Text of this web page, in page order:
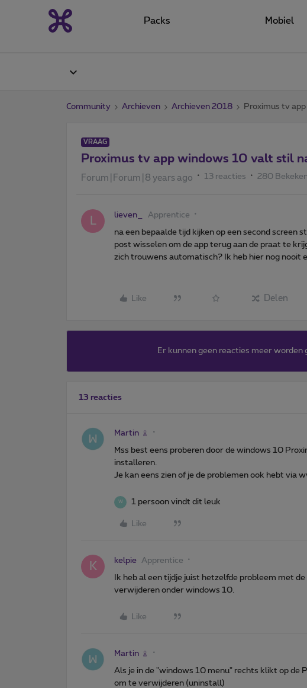
Packs Mobiel
Community Archieven Archieven 2018 Proximus tv
VRAAG
Proximus tv app windows 10 valt stil
Forum|Forum|8 years ago 13 reacties 280 Bekeken
L lieven_ Apprentice
na een bepaalde tijd kijken op een second
post wisselen om de app terug aan de praat te
zich trouwens automatisch? Ik heb hier nog nooit
Like Delen
Er kunnen geen reacties meer
13 reacties
Martin
Mss best eens proberen door de windows 10
installeren.
Je kan eens zien of je de problemen ook hebt via
W 1 persoon vindt dit leuk
Like
K kelpie Apprentice
Ik heb al een tijdje juist hetzelfde probleem met
verwijderen onder windows 10.
Like
Martin
Als je in de "windows 10 menu" rechts klikt op de
om te verwijderen (uninstall)